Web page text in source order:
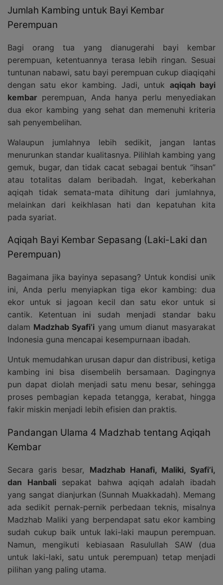
Jumlah Kambing untuk Bayi Kembar
Perempuan
Bagi orang tua yang dianugerahi bayi kembar
perempuan, ketentuannya terasa lebih ringan. Sesuai
tuntunan nabawi, satu bayi perempuan cukup diaqiqahi
dengan satu ekor kambing. Jadi, untuk aqiqah bayi
kembar perempuan, Anda hanya perlu menyediakan
dua ekor kambing yang sehat dan memenuhi kriteria
sah penyembelihan.
Walaupun jumlahnya lebih sedikit, jangan lantas
menurunkan standar kualitasnya. Pilihlah kambing yang
gemuk, bugar, dan tidak cacat sebagai bentuk “ihsan”
atau totalitas dalam beribadah. Ingat, keberkahan
aqiqah tidak semata-mata dihitung dari jumlahnya,
melainkan dari keikhlasan hati dan kepatuhan kita
pada syariat.
Aqiqah Bayi Kembar Sepasang (Laki-Laki dan
Perempuan)
Bagaimana jika bayinya sepasang? Untuk kondisi unik
ini, Anda perlu menyiapkan tiga ekor kambing: dua
ekor untuk si jagoan kecil dan satu ekor untuk si
cantik. Ketentuan ini sudah menjadi standar baku
dalam Madzhab Syafi’i yang umum dianut masyarakat
Indonesia guna mencapai kesempurnaan ibadah.
Untuk memudahkan urusan dapur dan distribusi, ketiga
kambing ini bisa disembelih bersamaan. Dagingnya
pun dapat diolah menjadi satu menu besar, sehingga
proses pembagian kepada tetangga, kerabat, hingga
fakir miskin menjadi lebih efisien dan praktis.
Pandangan Ulama 4 Madzhab tentang Aqiqah
Kembar
Secara garis besar, Madzhab Hanafi, Maliki, Syafi’i,
dan Hanbalisepakat bahwa aqiqah adalah ibadah
yang sangat dianjurkan (Sunnah Muakkadah). Memang
ada sedikit pernak-pernik perbedaan teknis, misalnya
Madzhab Maliki yang berpendapat satu ekor kambing
sudah cukup baik untuk laki-laki maupun perempuan.
Namun, mengikuti kebiasaan Rasulullah SAW (dua
untuk laki-laki, satu untuk perempuan) tetap menjadi
pilihan yang paling utama.